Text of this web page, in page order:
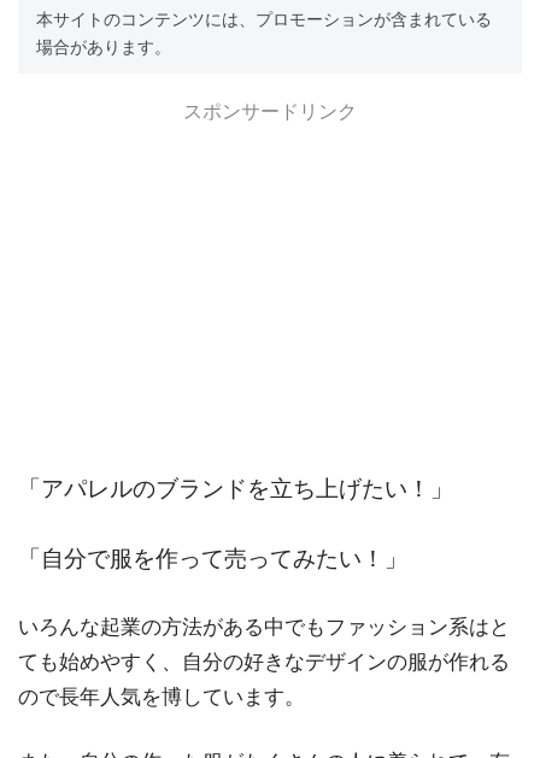
本サイトのコンテンツには、プロモーションが含まれている
場合があります。
スポンサードリンク
「アパレルのブランドを立ち上げたい！」
「自分で服を作って売ってみたい！」
いろんな起業の方法がある中でもファッション系はと
ても始めやすく、自分の好きなデザインの服が作れる
ので長年人気を博しています。